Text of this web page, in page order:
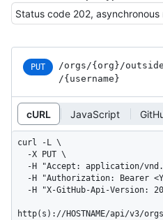
PUT /orgs/{org}/
/{username}
cURL JavaScript
curl -L \
http(s)://HOSTNAME/api/v3/